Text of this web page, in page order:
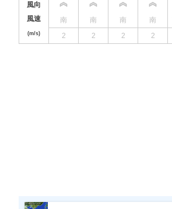
風向
風速
(m/s)
南 南 南 南
2
2 2 2